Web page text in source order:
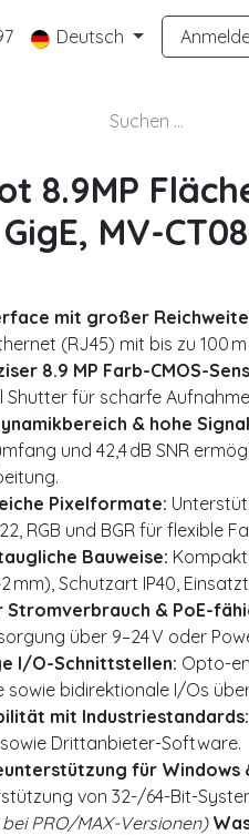
Deutsch
8.9MP
MV-
mit großer
(RJ45) mit bis zu 100
8.9 MP Farb-CMOS-
Shutter für scharfe
& hohe
und 42,4 dB SNR
Pixelformate:
RGB und BGR für flexible
Bauweise:
mm), Schutzart IP40,
Stromverbrauch & PoE-
über 9–24 V oder
I/O-Schnittstellen: Opto-
sowie bidirektionale I/Os
mit Industriestandards:
sowie Drittanbieter-Software.
für Windows
von 32-/64-Bit-
PRO/MAX-Versionen)